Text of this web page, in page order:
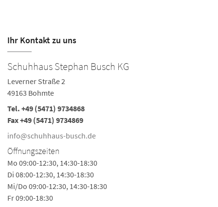
Ihr Kontakt zu uns
Schuhhaus Stephan Busch KG
Leverner Straße 2
49163 Bohmte
Tel. +49 (5471) 9734868
Fax +49 (5471) 9734869
info@schuhhaus-busch.de
Öffnungszeiten
Mo 09:00-12:30, 14:30-18:30
Di 08:00-12:30, 14:30-18:30
Mi/Do 09:00-12:30, 14:30-18:30
Fr 09:00-18:30